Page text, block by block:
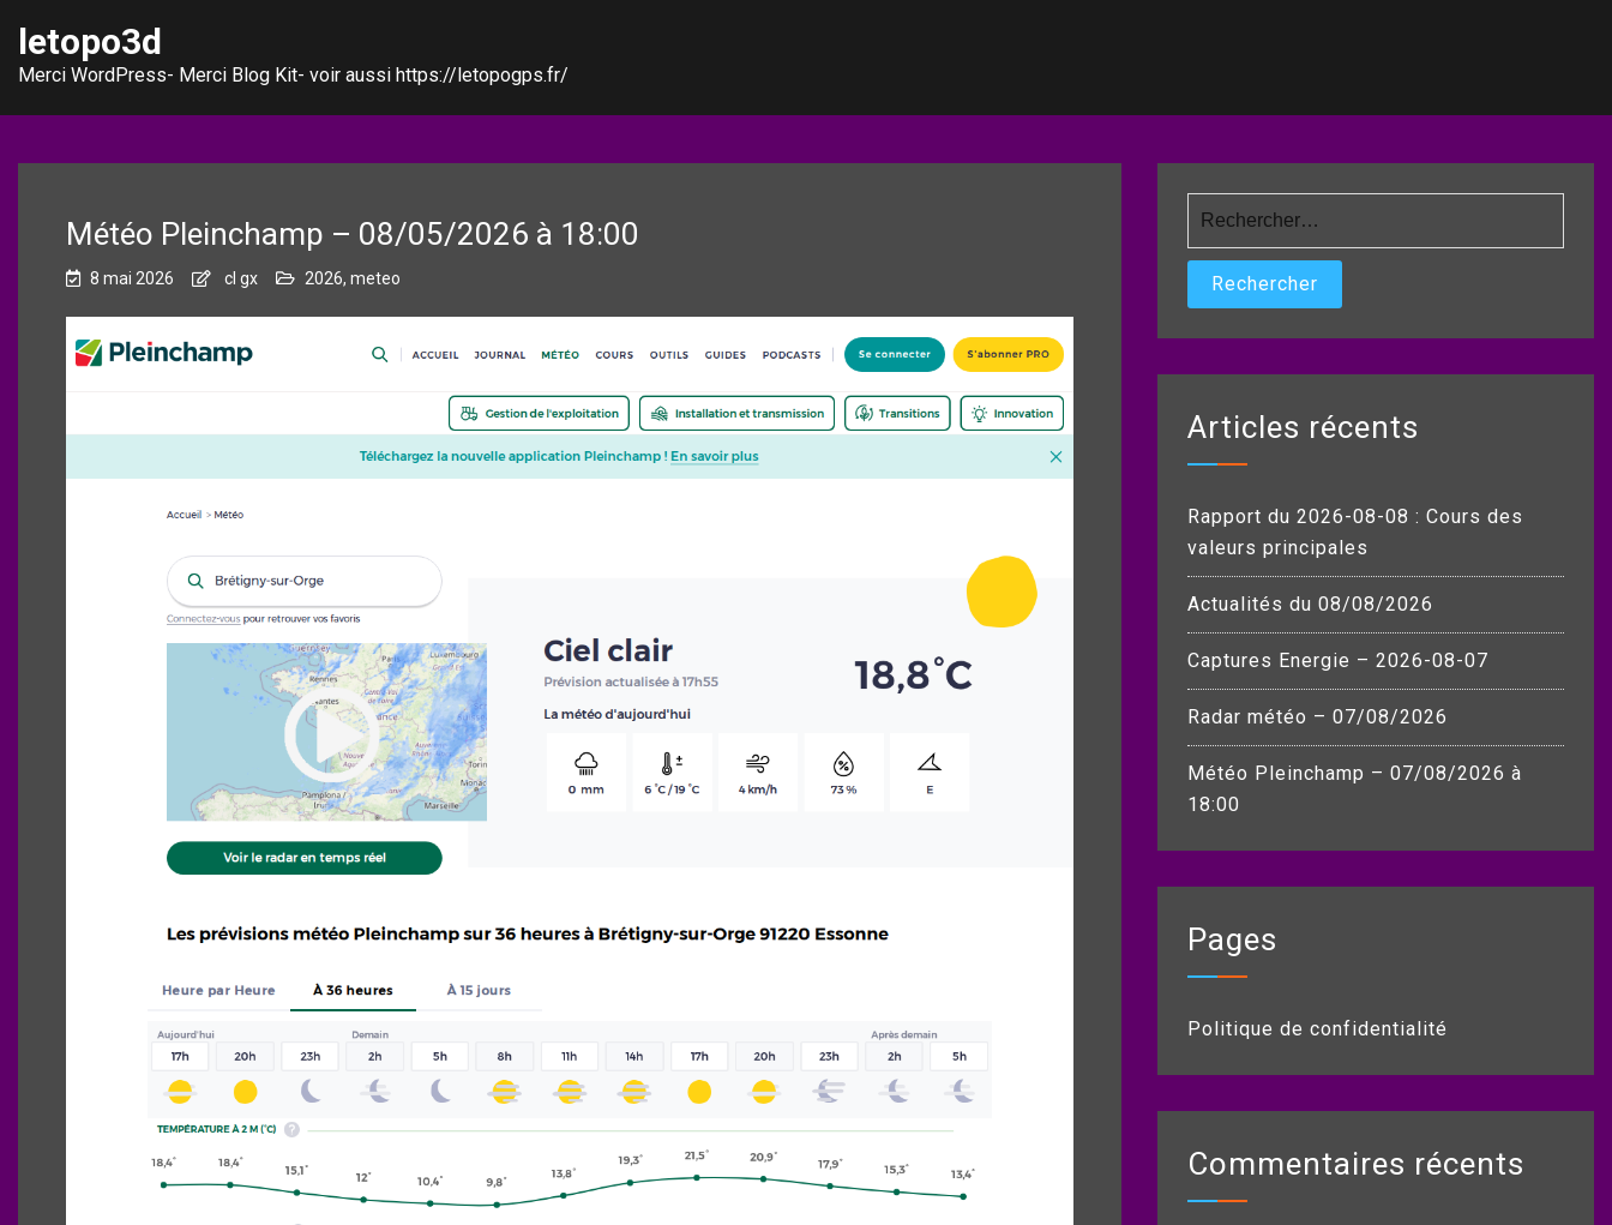
letopo3d
Merci WordPress- Merci Blog Kit- voir aussi https://letopogps.fr/
Météo Pleinchamp – 08/05/2026 à 18:00
8 mai 2026 cl gx 2026, meteo
Articles récents
Rapport du 2026-08-08 : Cours des
valeurs principales
Actualités du 08/08/2026
Captures Energie – 2026-08-07
Radar météo – 07/08/2026
Météo Pleinchamp – 07/08/2026 à
18:00
Pages
Politique de confidentialité
Commentaires récents